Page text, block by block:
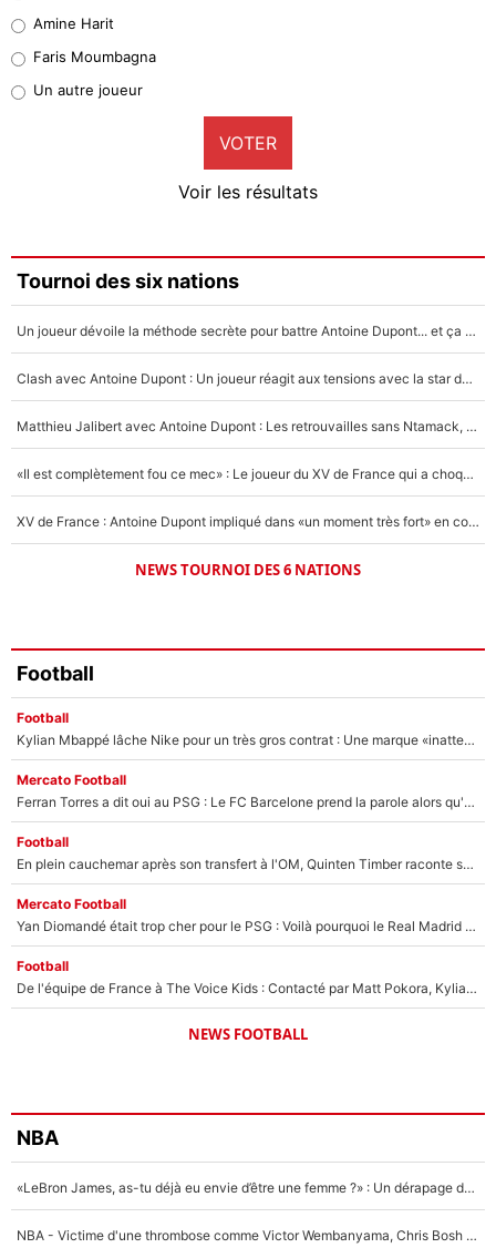
1%
9%
Faris Moumbagna
4%
Un autre joueur
5%
Amine Harit
Faris Moumbagna
Un autre joueur
VOTER
Voir les résultats
Tournoi des six nations
Un joueur dévoile la méthode secrète pour battre Antoine Dupont... et ça marche !
Clash avec Antoine Dupont : Un joueur réagit aux tensions avec la star du XV de France !
Matthieu Jalibert avec Antoine Dupont : Les retrouvailles sans Ntamack, «il y a eu des discussions»
«Il est complètement fou ce mec» : Le joueur du XV de France qui a choqué Matthieu Jalibert !
XV de France : Antoine Dupont impliqué dans «un moment très fort» en coulisses
NEWS TOURNOI DES 6 NATIONS
Football
Football
Kylian Mbappé lâche Nike pour un très gros contrat : Une marque «inattendue» va frapper très fort
Mercato Football
Ferran Torres a dit oui au PSG : Le FC Barcelone prend la parole alors qu'un transfert de l'attaquant espagnol prend forme
Football
En plein cauchemar après son transfert à l'OM, Quinten Timber raconte ses doutes après sa signature à Marseille
Mercato Football
Yan Diomandé était trop cher pour le PSG : Voilà pourquoi le Real Madrid a accepté de payer la somme record de 140M€ pour boucler son transfert !
Football
De l'équipe de France à The Voice Kids : Contacté par Matt Pokora, Kylian Mbappé a accepté de jouer un rôle inédit sur TF1 !
NEWS FOOTBALL
NBA
«LeBron James, as-tu déjà eu envie d’être une femme ?» : Un dérapage de Donald Trump sur la superstar de la NBA refait surface
NBA - Victime d'une thrombose comme Victor Wembanyama, Chris Bosh prévient le Français des risques sur sa santé : «J’ai failli mourir sur le coup et j’ai été ramené à la vie»